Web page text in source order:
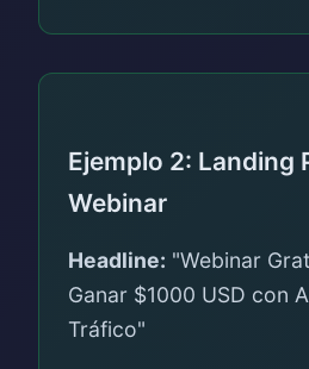
Ejemplo 2: Landing
Webinar
Headline: "Webinar
Ganar $1000 USD con
Tráfico"